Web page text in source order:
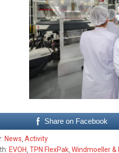
Share on Facebook
News Activity
EVOH TPN FlexPak Windmoeller &